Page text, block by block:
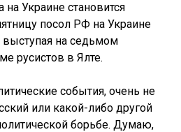
на Украине становится
посол РФ на Украине
на седьмом
русистов в Ялте.
события, очень не
или какой-либо другой
борьбе. Думаю,